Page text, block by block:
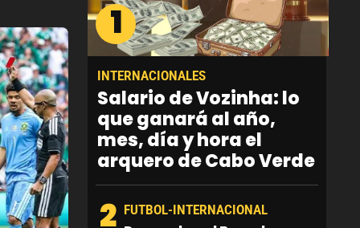
1
INTERNACIONALES
Salario de Vozinha: lo
que ganará al año,
mes, día y hora el
arquero de Cabo Verde
2 FUTBOL-INTERNACIONAL